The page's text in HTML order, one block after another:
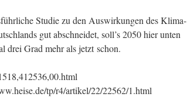
Stu­die zu den Aus­wir­kun­gen des Kli­ma­
gut abschnei­det, soll’s 2050 hier unten
drei Grad mehr als jetzt schon.
tp/r4/artikel/22/22562/1.html